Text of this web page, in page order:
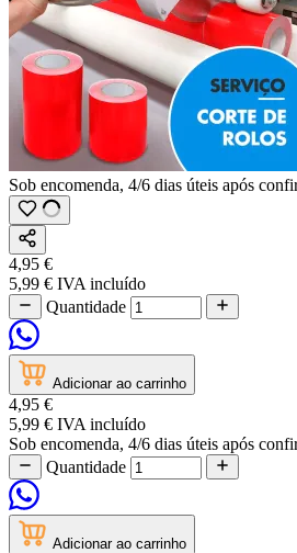
Sob encomenda, 4/6 dias úteis após
4,95 €
5,99 € IVA incluído
Quantidade
Adicionar ao carrinho
4,95 €
5,99 € IVA incluído
Sob encomenda, 4/6 dias úteis após
Quantidade
Adicionar ao carrinho